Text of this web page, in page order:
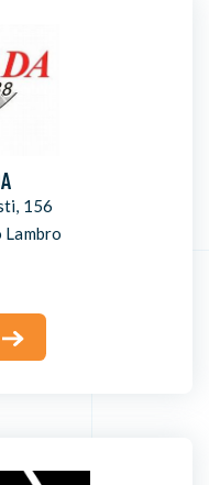
156